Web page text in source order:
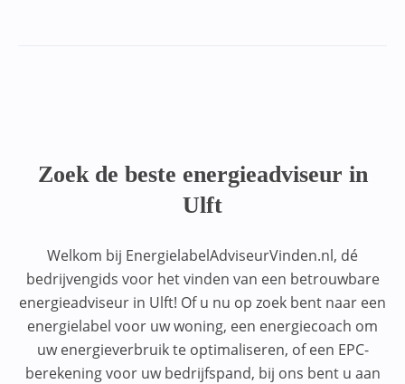
Zoek de beste energieadviseur in
Ulft
Welkom bij EnergielabelAdviseurVinden.nl, dé
bedrijvengids voor het vinden van een betrouwbare
energieadviseur in Ulft! Of u nu op zoek bent naar een
energielabel voor uw woning, een energiecoach om
uw energieverbruik te optimaliseren, of een EPC-
berekening voor uw bedrijfspand, bij ons bent u aan